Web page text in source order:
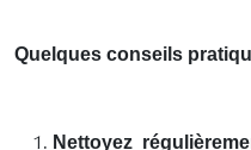
Quelques conseils
Nettoyez